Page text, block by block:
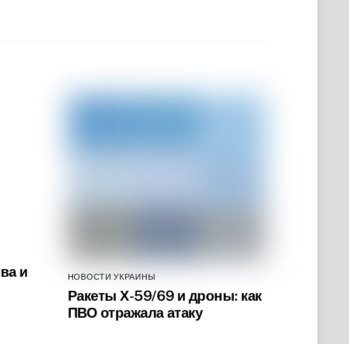
и
НОВОСТИ УКРАИНЫ
Ракеты Х-59/69 и дроны: как
ПВО отражала атаку